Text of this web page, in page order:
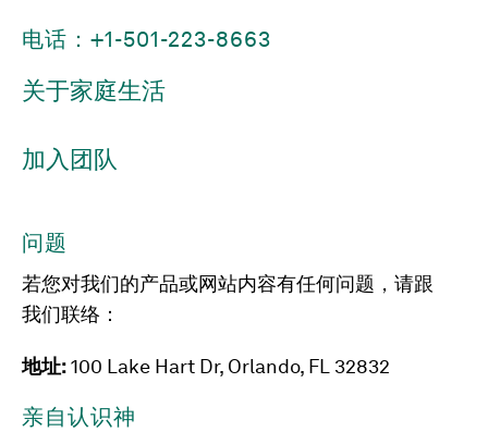
电话：+1-501-223-8663
关于家庭生活
加入团队
问题
若您对我们的产品或网站内容有任何问题，请跟
我们联络：
地址:100 Lake Hart Dr, Orlando, FL 32832
亲自认识神